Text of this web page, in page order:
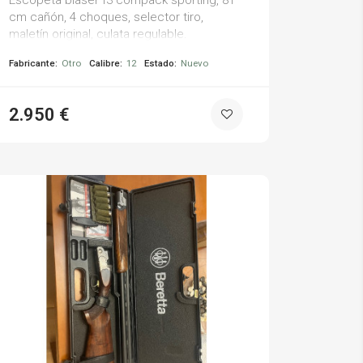
cm cañón, 4 choques, selector tiro,
maletín original, culata regulable.
Fabricante: Otro Calibre: 12 Estado: Nuevo
2.950 €